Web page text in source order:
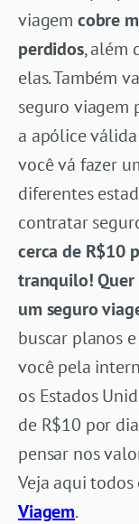
viagem cobre
perdidos, além
elas. Também
seguro viagem
a apólice válida
você vá fazer
diferentes
contratar
cerca de R$10
tranquilo!
um seguro
buscar planos
você pela
os Estados
de R$10 por
pensar nos
Veja aqui todos
Viagem.